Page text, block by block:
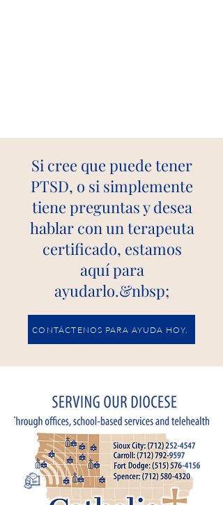
Si cree que puede tener
PTSD, o si simplemente
tiene preguntas y desea
hablar con un terapeuta
certificado, estamos
aquí para
ayudarlo.&nbsp;
CONTÁCTENOS PARA AYUDA HOY.